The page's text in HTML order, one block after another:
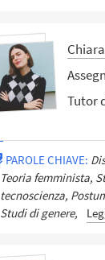
Tutor
PAROLE CHIAVE:
Teoria femminista,
tecnoscienza,
Studi di genere,